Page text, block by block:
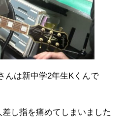
んは新中学2年生Kくんで
し指を痛めてしまいました